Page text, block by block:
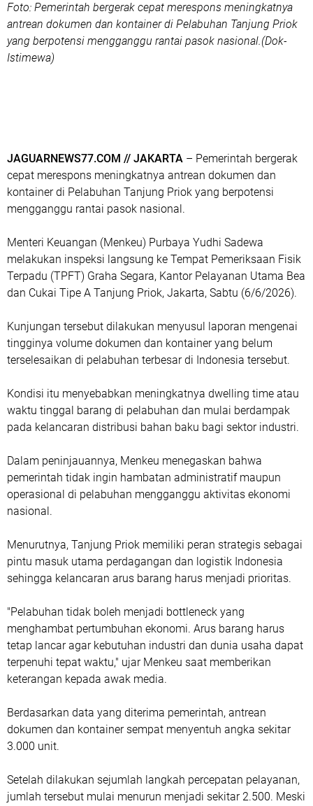
Foto: Pemerintah bergerak cepat merespons meningkatnya
antrean dokumen dan kontainer di Pelabuhan Tanjung Priok
yang berpotensi mengganggu rantai pasok nasional.(Dok-
Istimewa)
JAGUARNEWS77.COM // JAKARTA – Pemerintah bergerak
cepat merespons meningkatnya antrean dokumen dan
kontainer di Pelabuhan Tanjung Priok yang berpotensi
mengganggu rantai pasok nasional.
Menteri Keuangan (Menkeu) Purbaya Yudhi Sadewa
melakukan inspeksi langsung ke Tempat Pemeriksaan Fisik
Terpadu (TPFT) Graha Segara, Kantor Pelayanan Utama Bea
dan Cukai Tipe A Tanjung Priok, Jakarta, Sabtu (6/6/2026).
Kunjungan tersebut dilakukan menyusul laporan mengenai
tingginya volume dokumen dan kontainer yang belum
terselesaikan di pelabuhan terbesar di Indonesia tersebut.
Kondisi itu menyebabkan meningkatnya dwelling time atau
waktu tinggal barang di pelabuhan dan mulai berdampak
pada kelancaran distribusi bahan baku bagi sektor industri.
Dalam peninjauannya, Menkeu menegaskan bahwa
pemerintah tidak ingin hambatan administratif maupun
operasional di pelabuhan mengganggu aktivitas ekonomi
nasional.
Menurutnya, Tanjung Priok memiliki peran strategis sebagai
pintu masuk utama perdagangan dan logistik Indonesia
sehingga kelancaran arus barang harus menjadi prioritas.
"Pelabuhan tidak boleh menjadi bottleneck yang
menghambat pertumbuhan ekonomi. Arus barang harus
tetap lancar agar kebutuhan industri dan dunia usaha dapat
terpenuhi tepat waktu," ujar Menkeu saat memberikan
keterangan kepada awak media.
Berdasarkan data yang diterima pemerintah, antrean
dokumen dan kontainer sempat menyentuh angka sekitar
3.000 unit.
Setelah dilakukan sejumlah langkah percepatan pelayanan,
jumlah tersebut mulai menurun menjadi sekitar 2.500. Meski